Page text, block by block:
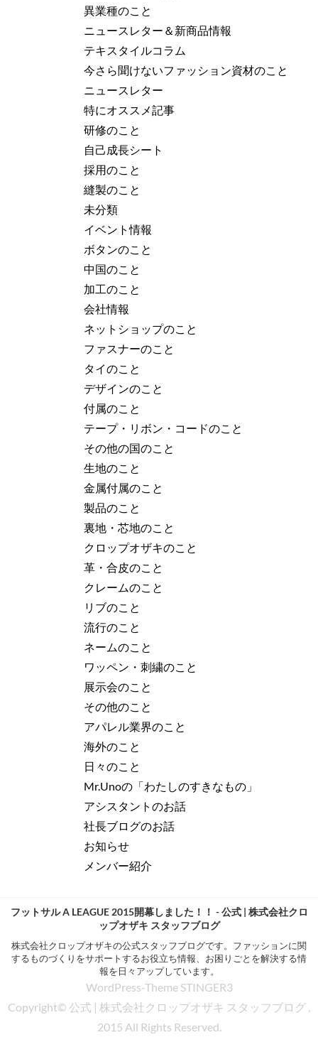
異業種のこと
ニュースレター＆新商品情報
テキスタイルコラム
今さら聞けないファッション資材のこと
ニュースレター
特にオススメ記事
研修のこと
自己成長シート
採用のこと
縫製のこと
未分類
イベント情報
ボタンのこと
中国のこと
加工のこと
会社情報
ネットショップのこと
ファスナーのこと
タイのこと
デザインのこと
付属のこと
テープ・リボン・コードのこと
その他の国のこと
生地のこと
金属付属のこと
製品のこと
裏地・芯地のこと
クロップオザキのこと
革・合皮のこと
クレームのこと
リブのこと
流行のこと
ネームのこと
ワッペン・刺繍のこと
展示会のこと
その他のこと
アパレル業界のこと
海外のこと
日々のこと
Mr.Unoの「わたしのすきなもの」
アシスタントのお話
社長ブログのお話
お知らせ
メンバー紹介
フットサル A LEAGUE 2015開幕しました！！ - 公式 | 株式会社クロ
ップオザキ スタッフブログ
株式会社クロップオザキの公式スタッフブログです。ファッションに関
するものづくりをサポートするお役立ち情報、お困りごとを解決する情
報を日々アップしています。
WordPress-Theme STINGER3
Copyright© 公式 | 株式会社クロップオザキ スタッフブログ ,
2015 All Rights Reserved.